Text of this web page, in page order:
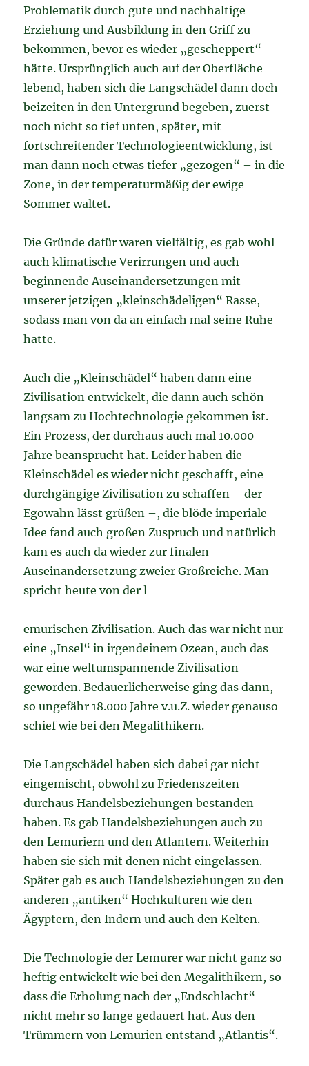
Problematik durch gute und nachhaltige
Erziehung und Ausbildung in den Griff zu
bekommen, bevor es wieder „gescheppert“
hätte. Ursprünglich auch auf der Oberfläche
lebend, haben sich die Langschädel dann doch
beizeiten in den Untergrund begeben, zuerst
noch nicht so tief unten, später, mit
fortschreitender Technologieentwicklung, ist
man dann noch etwas tiefer „gezogen“ – in die
Zone, in der temperaturmäßig der ewige
Sommer waltet.
Die Gründe dafür waren vielfältig, es gab wohl
auch klimatische Verirrungen und auch
beginnende Auseinandersetzungen mit
unserer jetzigen „kleinschädeligen“ Rasse,
sodass man von da an einfach mal seine Ruhe
hatte.
Auch die „Kleinschädel“ haben dann eine
Zivilisation entwickelt, die dann auch schön
langsam zu Hochtechnologie gekommen ist.
Ein Prozess, der durchaus auch mal 10.000
Jahre beansprucht hat. Leider haben die
Kleinschädel es wieder nicht geschafft, eine
durchgängige Zivilisation zu schaffen – der
Egowahn lässt grüßen –, die blöde imperiale
Idee fand auch großen Zuspruch und natürlich
kam es auch da wieder zur finalen
Auseinandersetzung zweier Großreiche. Man
spricht heute von der l
emurischen Zivilisation. Auch das war nicht nur
eine „Insel“ in irgendeinem Ozean, auch das
war eine weltumspannende Zivilisation
geworden. Bedauerlicherweise ging das dann,
so ungefähr 18.000 Jahre v.u.Z. wieder genauso
schief wie bei den Megalithikern.
Die Langschädel haben sich dabei gar nicht
eingemischt, obwohl zu Friedenszeiten
durchaus Handelsbeziehungen bestanden
haben. Es gab Handelsbeziehungen auch zu
den Lemuriern und den Atlantern. Weiterhin
haben sie sich mit denen nicht eingelassen.
Später gab es auch Handelsbeziehungen zu den
anderen „antiken“ Hochkulturen wie den
Ägyptern, den Indern und auch den Kelten.
Die Technologie der Lemurer war nicht ganz so
heftig entwickelt wie bei den Megalithikern, so
dass die Erholung nach der „Endschlacht“
nicht mehr so lange gedauert hat. Aus den
Trümmern von Lemurien entstand „Atlantis“.